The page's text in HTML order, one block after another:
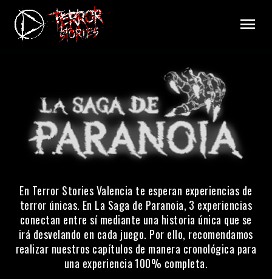
En Terror Stories Valencia te esperan experiencias de
terror únicas. En La Saga de Paranoia, 3 experiencias
conectan entre sí mediante una historia única que se
irá desvelando en cada juego. Por ello, recomendamos
realizar nuestros capítulos de manera cronológica para
una experiencia 100% completa.